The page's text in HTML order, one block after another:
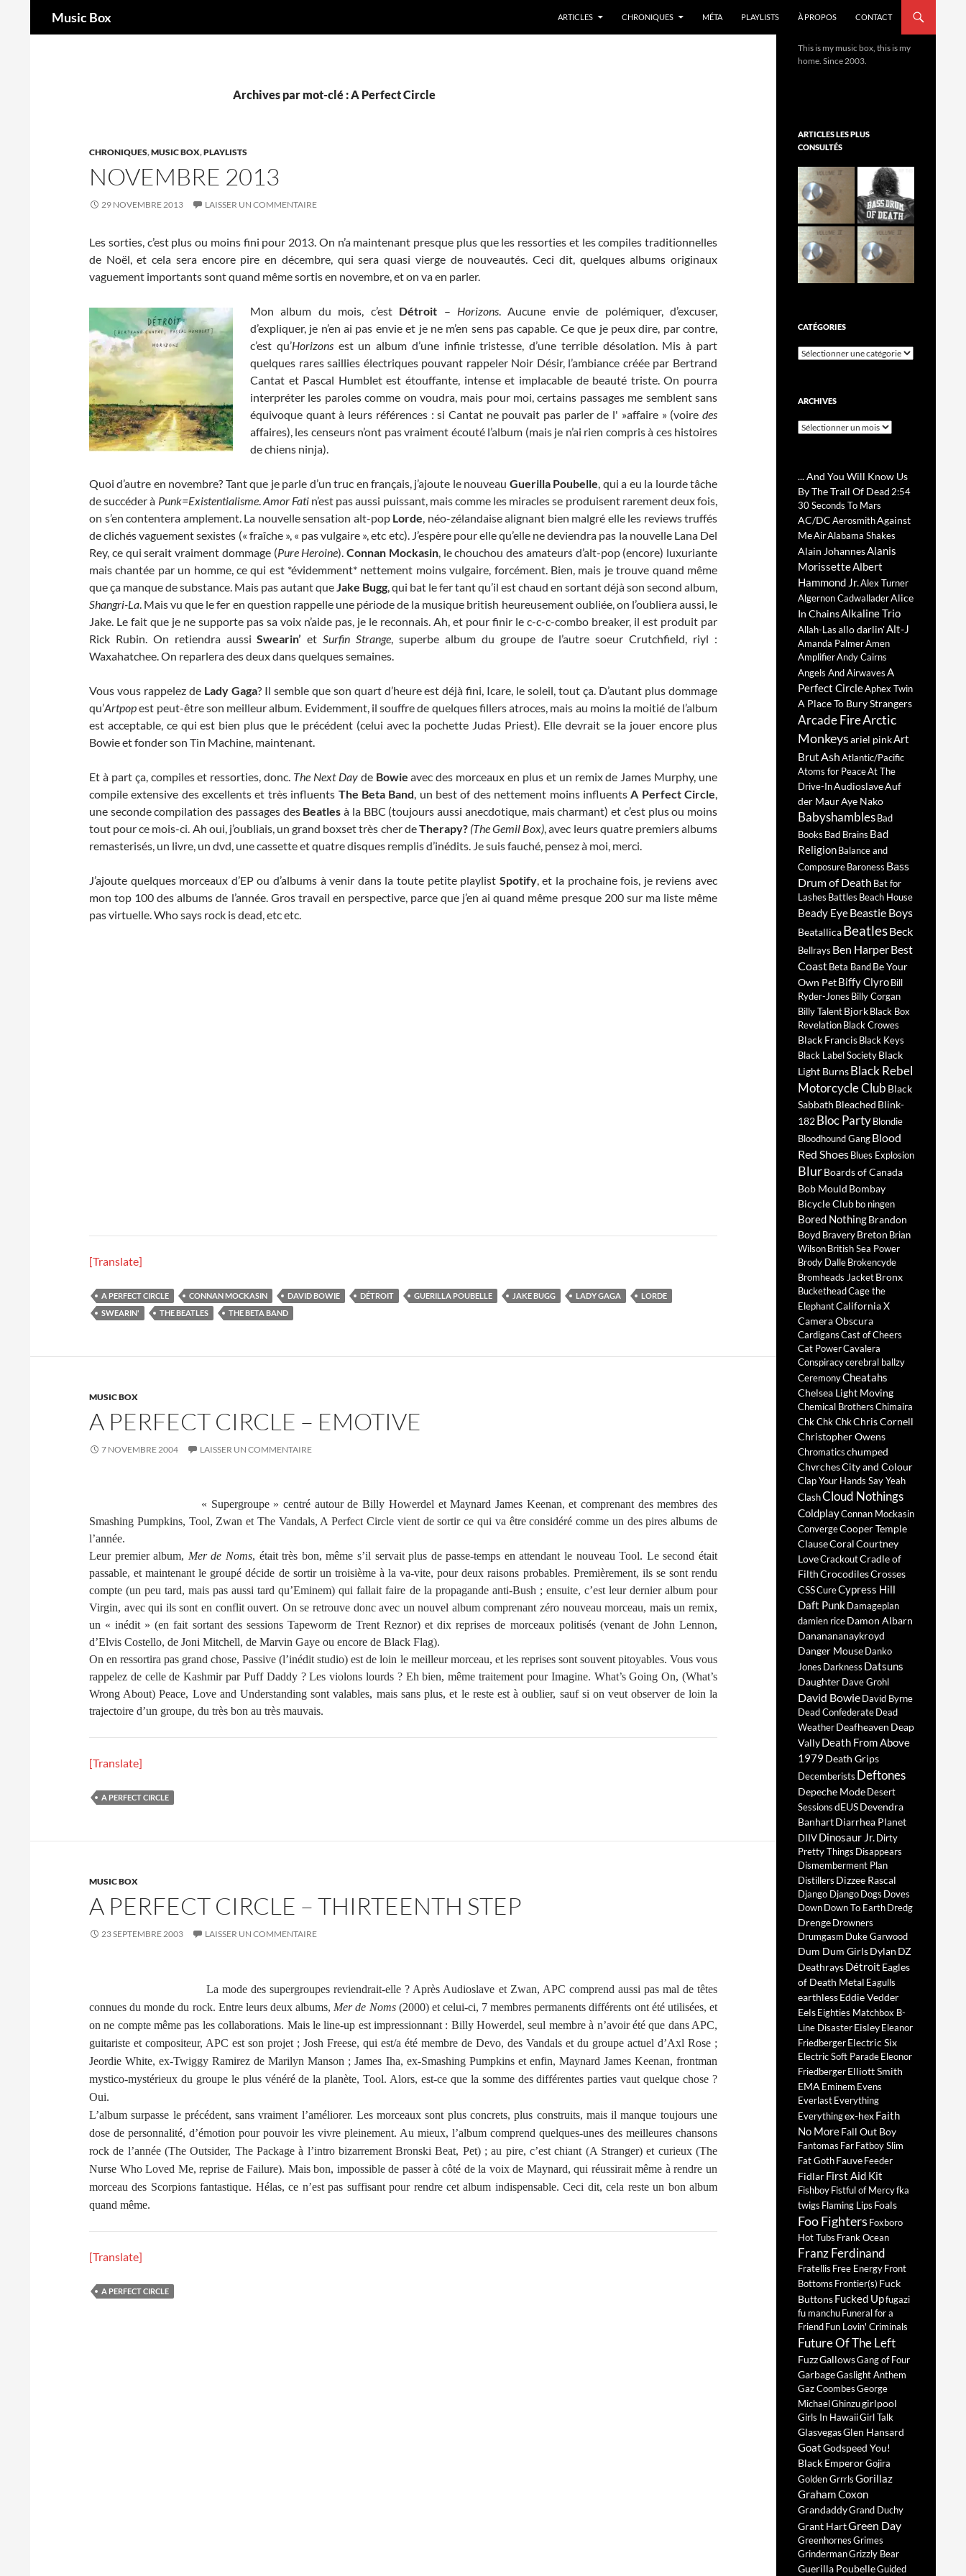
Music Box ARTICLES CHRONIQUES MÉTA PLAYLISTS À PROPOS CONTACT
Archives par mot-clé : A Perfect Circle
CHRONIQUES,MUSIC BOX,PLAYLISTS
NOVEMBRE 2013
29 NOVEMBRE 2013 LAISSER UN COMMENTAIRE
Les sorties, c’est plus ou moins fini pour 2013. On n’a maintenant presque plus que les ressorties et les compiles traditionnelles
de Noël, et cela sera encore pire en décembre, qui sera quasi vierge de nouveautés. Ceci dit, quelques albums originaux
vaguement importants sont quand même sortis en novembre, et on va en parler.
Mon album du mois, c’est Détroit – Horizons. Aucune envie de polémiquer, d’excuser,
d’expliquer, je n’en ai pas envie et je ne m’en sens pas capable. Ce que je peux dire, par contre,
c’est qu’Horizonsest un album d’une infinie tristesse, d’une terrible désolation. Mis à part
quelques rares saillies électriques pouvant rappeler Noir Désir, l’ambiance créée par Bertrand
Cantat et Pascal Humblet est étouffante, intense et implacable de beauté triste. On pourra
interpréter les paroles comme on voudra, mais pour moi, certains passages me semblent sans
équivoque quant à leurs références : si Cantat ne pouvait pas parler de l' »affaire » (voire des
affaires), les censeurs n’ont pas vraiment écouté l’album (mais je n’ai rien compris à ces histoires
de chiens ninja).
Quoi d’autre en novembre? Tant que je parle d’un truc en français, j’ajoute le nouveau Guerilla Poubelle, qui a eu la lourde tâche
de succéder à Punk=Existentialisme.Amor Fatin’est pas aussi puissant, mais comme les miracles se produisent rarement deux fois,
on s’en contentera amplement. La nouvelle sensation alt-pop Lorde, néo-zélandaise alignant bien malgré elle les reviews truffés
de clichés vaguement sexistes (« fraîche », « pas vulgaire », etc etc). J’espère pour elle qu’elle ne deviendra pas la nouvelle Lana Del
Rey, ce qui serait vraiment dommage (Pure Heroine). Connan Mockasin, le chouchou des amateurs d’alt-pop (encore) luxuriante
mais chantée par un homme, ce qui est *évidemment* nettement moins vulgaire, forcément. Bien, mais je trouve quand même
que ça manque de substance. Mais pas autant queJake Bugg, qui bat le fer tant qu’il est chaud en sortant déjà son second album,
Shangri-La. Mais vu que le fer en question rappelle une période de la musique british heureusement oubliée, on l’oubliera aussi, le
Jake. Le fait que je ne supporte pas sa voix n’aide pas, je le reconnais. Ah, et pour finir le c-c-c-combo breaker, il est produit par
Rick Rubin. On retiendra aussiSwearin’ etSurfin Strange, superbe album du groupe de l’autre soeur Crutchfield, riyl :
Waxahatchee. On reparlera des deux dans quelques semaines.
Vous vous rappelez de Lady Gaga? Il semble que son quart d’heure est déjà fini, Icare, le soleil, tout ça. D’autant plus dommage
qu’Artpopest peut-être son meilleur album. Evidemment, il souffre de quelques fillers atroces, mais au moins la moitié de l’album
est acceptable, ce qui est bien plus que le précédent (celui avec la pochette Judas Priest). Elle devrait se la jouer encore plus
Bowie et fonder son Tin Machine, maintenant.
Et à part ça, compiles et ressorties, donc. The Next Dayde Bowie avec des morceaux en plus et un remix de James Murphy, une
compile extensive des excellents et très influents The Beta Band, un best of des nettement moins influentsA Perfect Circle,
une seconde compilation des passages des Beatles à la BBC (toujours aussi anecdotique, mais charmant) et c’est plus ou moins
tout pour ce mois-ci. Ah oui, j’oubliais, un grand boxset très cher deTherapy?(The Gemil Box), avec leurs quatre premiers albums
remasterisés, un livre, un dvd, une cassette et quatre disques remplis d’inédits. Je suis fauché, pensez à moi, merci.
J’ajoute quelques morceaux d’EP ou d’albums à venir dans la toute petite playlist Spotify, et la prochaine fois, je reviens avec
mon top 100 des albums de l’année. Gros travail en perspective, parce que j’en ai quand même presque 200 sur ma liste même
pas virtuelle. Who says rock is dead, etc etc.
[Translate]
A PERFECT CIRCLE CONNAN MOCKASIN DAVID BOWIE DÉTROIT GUERILLA POUBELLE JAKE BUGG LADY GAGA
LORDE
SWEARIN'
THE BEATLES THE BETA BAND
MUSIC BOX
A PERFECT CIRCLE – EMOTIVE
7 NOVEMBRE 2004 LAISSER UN COMMENTAIRE
« Supergroupe » centré autour de Billy Howerdel et Maynard James Keenan, et comprenant des membres des
Smashing Pumpkins, Tool, Zwan et The Vandals, A Perfect Circle vient de sortir ce qui va être considéré comme un des pires albums de
l’année.
Leur premier album, Mer de Noms, était très bon, même s’il servait plus de passe-temps en attendant le nouveau Tool. Le second était
passable, et maintenant le groupé décide de sortir un troisième à la va-vite, pour deux raisons probables. Premièrement, ils se sont rendu
compte (un peu tard, mais pas aussi tard qu’Eminem) qui fallait faire de la propagande anti-Bush ; ensuite, c’est leur dernier album pour
Virgin, avec qui ils sont en conflit ouvert. On se retrouve donc avec un nouvel album comprenant zéro nouveau morceau, mais un remix,
un « inédit » (en fait sortant des sessions Tapeworm de Trent Reznor) et dix reprises de morceaux politisés (venant de John Lennon,
d’Elvis Costello, de Joni Mitchell, de Marvin Gaye ou encore de Black Flag).
On en ressortira pas grand chose, Passive (l’inédit studio) est de loin le meilleur morceau, et les reprises sont souvent pitoyables. Vous vous
rappelez de celle de Kashmir par Puff Daddy ? Les violons lourds ? Eh bien, même traitement pour Imagine. What’s Going On, (What’s
Wrong About) Peace, Love and Understanding sont valables, mais sans plus, et le reste est à oublier, sauf si on veut observer de loin la
trajectoire d’un groupe, du très bon au très mauvais.
[Translate]
A PERFECT CIRCLE
MUSIC BOX
A PERFECT CIRCLE – THIRTEENTH STEP
23 SEPTEMBRE 2003 LAISSER UN COMMENTAIRE
La mode des supergroupes reviendrait-elle ? Après Audioslave et Zwan, APC comprend aussi pas mal de têtes
connues du monde du rock. Entre leurs deux albums, Mer de Noms(2000) et celui-ci, 7 membres permanents différents ont été utilisées, et
on ne compte même pas les collaborations. Mais le line-up est impressionnant : Billy Howerdel, seul membre à n’avoir été que dans APC,
guitariste et compositeur, APC est son projet ; Josh Freese, qui est/a été membre de Devo, des Vandals et du groupe actuel d’Axl Rose ;
Jeordie White, ex-Twiggy Ramirez de Marilyn Manson ; James Iha, ex-Smashing Pumpkins et enfin, Maynard James Keenan, frontman
mystico-mystérieux du groupe le plus vénéré de la planète, Tool. Alors, est-ce que la somme des différentes parties vaut quelque chose ?
Oui.
L’album surpasse le précédent, sans vraiment l’améliorer. Les morceaux sont plus concrets, plus construits, mais il manque toujours une
dose de personnalité, d’émotion pour pouvoir les vivre pleinement. Au mieux, l’album comprend quelques-unes des meilleures chansons
rock de l’année (The Outsider, The Package à l’intro bizarrement Bronski Beat, Pet) ; au pire, c’est chiant (A Stranger) et curieux (The
Nurse Who Loved Me, reprise de Failure). Mais bon, impossible de passer à côté de la voix de Maynard, qui réussirait même à rendre un
morceau des Scorpions fantastique. Hélas, ce n’est pas suffisant pour rendre cet album indispensable. Ceci dit, cela reste un bon album
quand même.
[Translate]
A PERFECT CIRCLE
This is my music box, this is my
home. Since 2003.
ARTICLES LES PLUS
CONSULTÉS
CATÉGORIES
Catégories
ARCHIVES
Archives
... And You Will Know Us
By The Trail Of Dead 2:54
30 Seconds To Mars
AC/DCAerosmithAgainst
MeAirAlabama Shakes
Alain JohannesAlanis
MorissetteAlbert
Hammond Jr.Alex Turner
Algernon CadwalladerAlice
In ChainsAlkaline Trio
Allah-Lasallo darlin'Alt-J
Amanda PalmerAmen
AmplifierAndy Cairns
Angels And AirwavesA
Perfect CircleAphex Twin
A Place To Bury Strangers
Arcade FireArctic
Monkeysariel pinkArt
BrutAshAtlantic/Pacific
Atoms for PeaceAt The
Drive-InAudioslaveAuf
der MaurAye Nako
BabyshamblesBad
Books Bad Brains Bad
ReligionBalance and
ComposureBaroness Bass
Drum of Death Bat for
Lashes Battles Beach House
Beady EyeBeastie Boys
BeatallicaBeatlesBeck
Bellrays Ben HarperBest
CoastBeta BandBe Your
Own PetBiffy ClyroBill
Ryder-Jones Billy Corgan
Billy TalentBjorkBlack Box
RevelationBlack Crowes
Black FrancisBlack Keys
Black Label SocietyBlack
Light Burns Black Rebel
Motorcycle Club Black
Sabbath Bleached Blink-
182 Bloc PartyBlondie
Bloodhound GangBlood
Red ShoesBlues Explosion
BlurBoards of Canada
Bob Mould Bombay
Bicycle Clubbo ningen
Bored NothingBrandon
Boyd BraveryBreton Brian
WilsonBritish Sea Power
Brody DalleBrokencyde
Bromheads JacketBronx
BucketheadCage the
ElephantCalifornia X
Camera Obscura
CardigansCast of Cheers
Cat PowerCavalera
Conspiracycerebral ballzy
CeremonyCheatahs
Chelsea Light Moving
Chemical BrothersChimaira
Chk Chk ChkChris Cornell
Christopher Owens
Chromaticschumped
ChvrchesCity and Colour
Clap Your Hands Say Yeah
ClashCloud Nothings
ColdplayConnan Mockasin
ConvergeCooper Temple
ClauseCoralCourtney
LoveCrackoutCradle of
FilthCrocodilesCrosses
CSSCureCypress Hill
Daft PunkDamageplan
damien riceDamon Albarn
Dananananaykroyd
Danger MouseDanko
Jones Darkness Datsuns
DaughterDave Grohl
David BowieDavid Byrne
Dead ConfederateDead
WeatherDeafheaven Deap
VallyDeath From Above
1979 Death Grips
Decemberists Deftones
Depeche ModeDesert
SessionsdEUSDevendra
BanhartDiarrhea Planet
DIIVDinosaur Jr.Dirty
Pretty Things Disappears
Dismemberment Plan
Distillers Dizzee Rascal
Django DjangoDogs Doves
DownDown To EarthDredg
DrengeDrowners
Drumgasm Duke Garwood
Dum Dum GirlsDylan DZ
DeathraysDétroit Eagles
of Death Metal Eagulls
earthlessEddie Vedder
EelsEighties Matchbox B-
Line DisasterEisleyEleanor
FriedbergerElectric Six
Electric Soft ParadeEleonor
FriedbergerElliott Smith
EMA Eminem Evens
EverlastEverything
Everythingex-hexFaith
No MoreFall Out Boy
Fantomas FarFatboy Slim
Fat GothFauveFeeder
FidlarFirst Aid Kit
FishboyFistful of Mercyfka
twigs Flaming Lips Foals
Foo Fighters Foxboro
Hot Tubs Frank Ocean
Franz Ferdinand
Fratellis Free EnergyFront
Bottoms Frontier(s) Fuck
ButtonsFucked Upfugazi
fu manchuFuneral for a
FriendFun Lovin' Criminals
Future Of The Left
FuzzGallowsGang of Four
GarbageGaslight Anthem
Gaz CoombesGeorge
MichaelGhinzugirlpool
Girls In HawaiiGirl Talk
GlasvegasGlen Hansard
GoatGodspeed You!
Black EmperorGojira
Golden GrrrlsGorillaz
Graham Coxon
GrandaddyGrand Duchy
Grant HartGreen Day
GreenhornesGrimes
GrindermanGrizzly Bear
Guerilla PoubelleGuided